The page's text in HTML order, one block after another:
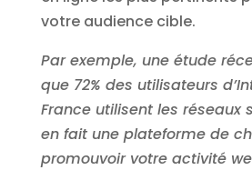
votre audience cible.
Par exemple, une étude
que 72% des utilisateurs
France utilisent les réseaux
en fait une plateforme de
promouvoir votre activité